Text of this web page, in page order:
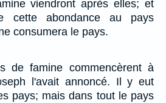
viendront après elles; et
cette abondance au pays
consumera le pays.
de famine commencèrent à
l'avait annoncé. Il y eut
pays; mais dans tout le pays